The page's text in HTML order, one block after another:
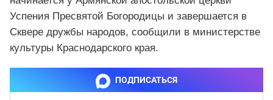
Успения Пресвятой Богородицы и завершается в
Сквере дружбы народов, сообщили в министерстве
культуры Краснодарского края.
ПОДПИСАТЬСЯ